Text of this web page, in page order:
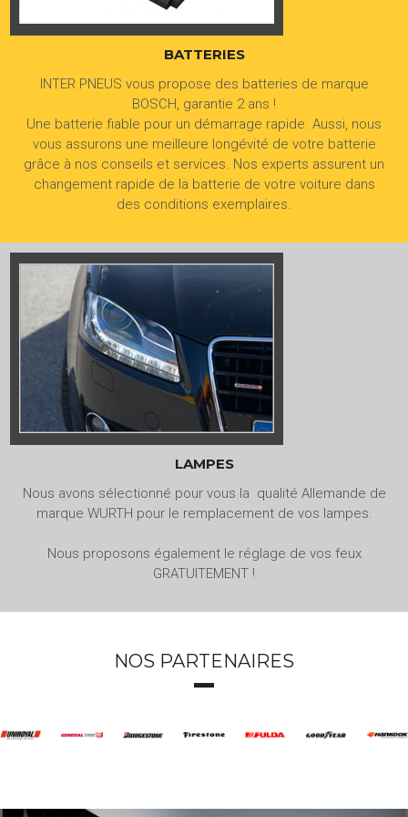
BATTERIES
INTER PNEUS vous propose des batteries de marque
BOSCH, garantie 2 ans !
Une batterie fiable pour un démarrage rapide. Aussi, nous
vous assurons une meilleure longévité de votre batterie
grâce à nos conseils et services. Nos experts assurent un
changement rapide de la batterie de votre voiture dans
des conditions exemplaires.
LAMPES
Nous avons sélectionné pour vous la qualité Allemande de
marque WURTH pour le remplacement de vos lampes.
Nous proposons également le réglage de vos feux
GRATUITEMENT !
NOS PARTENAIRES